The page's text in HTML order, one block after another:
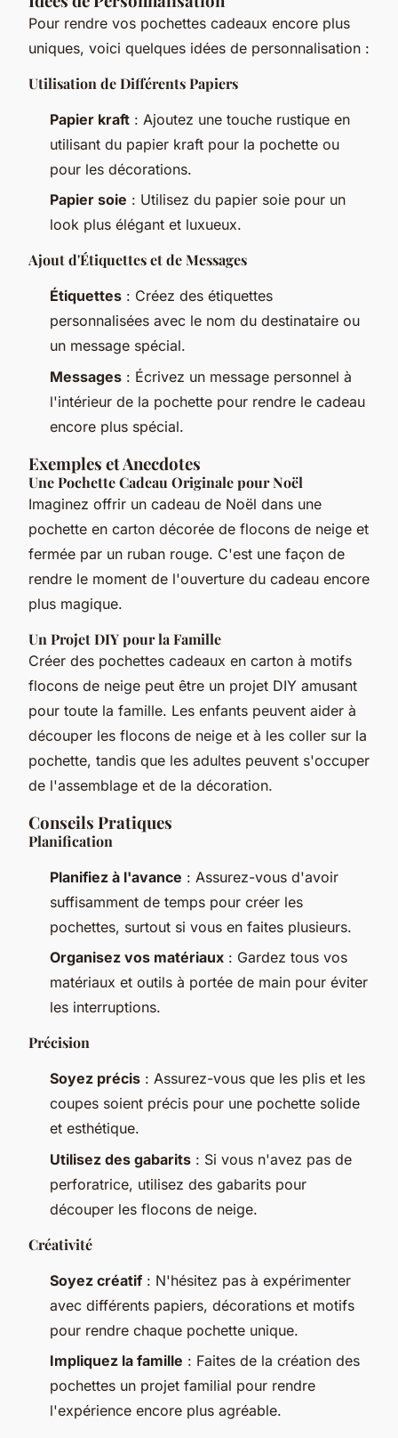
Pour rendre vos pochettes cadeaux encore plus
uniques, voici quelques idées de personnalisation :
Utilisation de Différents Papiers
Papier kraft : Ajoutez une touche rustique en
utilisant du papier kraft pour la pochette ou
pour les décorations.
Papier soie : Utilisez du papier soie pour un
look plus élégant et luxueux.
Ajout d'Étiquettes et de Messages
Étiquettes : Créez des étiquettes
personnalisées avec le nom du destinataire ou
un message spécial.
Messages : Écrivez un message personnel à
l'intérieur de la pochette pour rendre le cadeau
encore plus spécial.
Exemples et Anecdotes
Une Pochette Cadeau Originale pour Noël
Imaginez offrir un cadeau de Noël dans une
pochette en carton décorée de flocons de neige et
fermée par un ruban rouge. C'est une façon de
rendre le moment de l'ouverture du cadeau encore
plus magique.
Un Projet DIY pour la Famille
Créer des pochettes cadeaux en carton à motifs
flocons de neige peut être un projet DIY amusant
pour toute la famille. Les enfants peuvent aider à
découper les flocons de neige et à les coller sur la
pochette, tandis que les adultes peuvent s'occuper
de l'assemblage et de la décoration.
Conseils Pratiques
Planification
Planifiez à l'avance : Assurez-vous d'avoir
suffisamment de temps pour créer les
pochettes, surtout si vous en faites plusieurs.
Organisez vos matériaux : Gardez tous vos
matériaux et outils à portée de main pour éviter
les interruptions.
Précision
Soyez précis : Assurez-vous que les plis et les
coupes soient précis pour une pochette solide
et esthétique.
Utilisez des gabarits : Si vous n'avez pas de
perforatrice, utilisez des gabarits pour
découper les flocons de neige.
Créativité
Soyez créatif: N'hésitez pas à expérimenter
avec différents papiers, décorations et motifs
pour rendre chaque pochette unique.
Impliquez la famille : Faites de la création des
pochettes un projet familial pour rendre
l'expérience encore plus agréable.